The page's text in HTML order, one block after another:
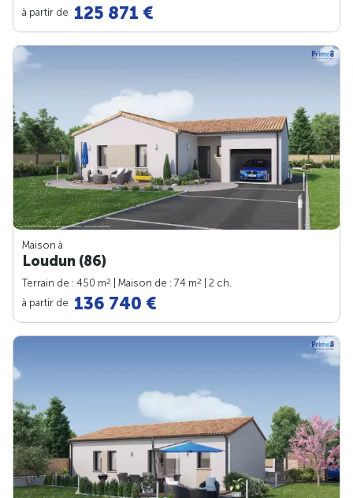
à partir de 125 871 €
Maison à
Loudun (86)
Terrain de : 450 m2 | Maison de : 74 m2
| 2 ch.
à partir de 136 740 €